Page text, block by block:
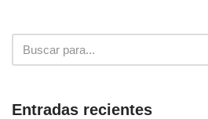
Entradas recientes